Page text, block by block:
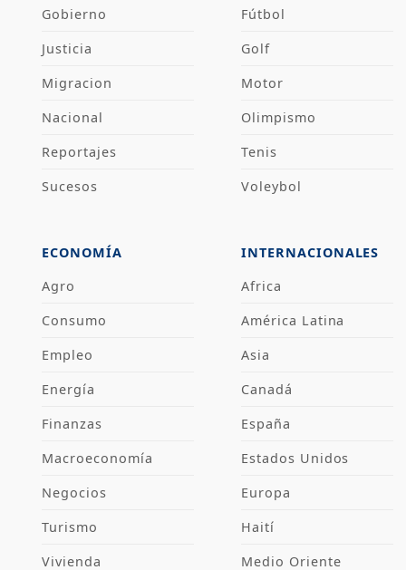
Gobierno
Justicia
Migracion
Nacional
Reportajes
Sucesos
Fútbol
Golf
Motor
Olimpismo
Tenis
Voleybol
ECONOMÍA
Agro
Consumo
Empleo
Energía
Finanzas
Macroeconomía
Negocios
Turismo
Vivienda
INTERNACIONALES
Africa
América Latina
Asia
Canadá
España
Estados Unidos
Europa
Haití
Medio Oriente